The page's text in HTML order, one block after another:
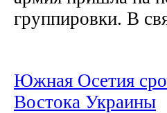
группировки. В
Южная Осетия
Востока Украины